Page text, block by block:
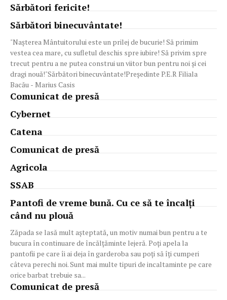
Sărbători fericite!
Sărbători binecuvântate!
"Nașterea Mântuitorului este un prilej de bucurie! Să primim
vestea cea mare, cu sufletul deschis spre iubire! Să privim spre
trecut pentru a ne putea construi un viitor bun pentru noi și cei
dragi nouă!"Sărbători binecuvântate!Președinte P.E.R Filiala
Bacău - Marius Casis
Comunicat de presă
Cybernet
Catena
Comunicat de presă
Agricola
SSAB
Pantofi de vreme bună. Cu ce să te încalți
când nu plouă
Zăpada se lasă mult așteptată, un motiv numai bun pentru a te
bucura în continuare de încălțăminte lejeră. Poți apela la
pantofii pe care îi ai deja în garderoba sau poți să îți cumperi
câteva perechi noi. Sunt mai multe tipuri de incaltaminte pe care
orice barbat trebuie sa...
Comunicat de presă